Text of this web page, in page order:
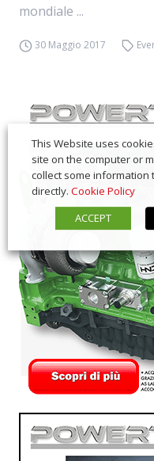
mondiale ...
30 Maggio 2017
This Website uses
site on the computer or
collect some
directly. Cookie Policy
ACCEPT